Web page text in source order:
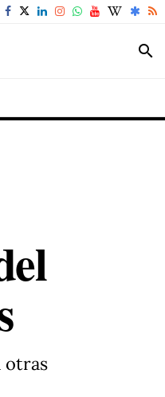
search
otras